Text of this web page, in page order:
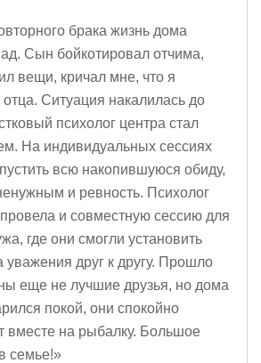
брака жизнь дома
Сын бойкотировал отчима,
вещи, кричал мне, что я
Ситуация накалилась до
психолог центра стал
На индивидуальных сессиях
всю накопившуюся обиду,
и ревность. Психолог
и совместную сессию для
где они смогли установить
друг к другу. Прошло
еще не лучшие друзья, но дома
покой, они спокойно
вместе на рыбалку. Большое
семье!»